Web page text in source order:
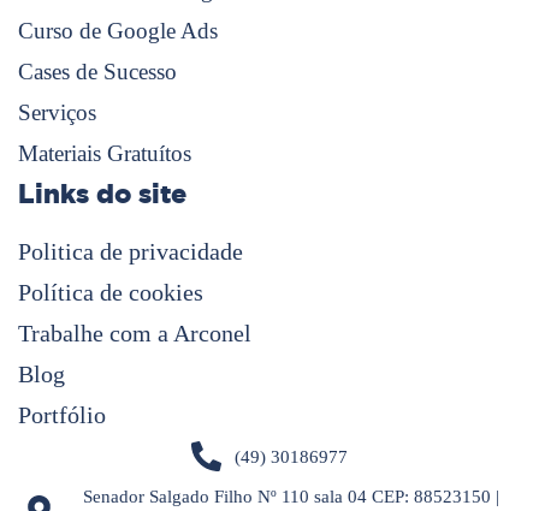
Curso de Google Ads
Cases de Sucesso
Serviços
Materiais Gratuítos
Links do site
Politica de privacidade
Política de cookies
Trabalhe com a Arconel
Blog
Portfólio
(49) 30186977
Senador Salgado Filho Nº 110 sala 04 CEP: 88523150 |